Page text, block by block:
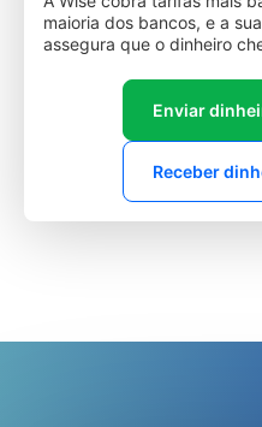
maioria dos bancos, e a
assegura que o dinheiro
Enviar
Receber